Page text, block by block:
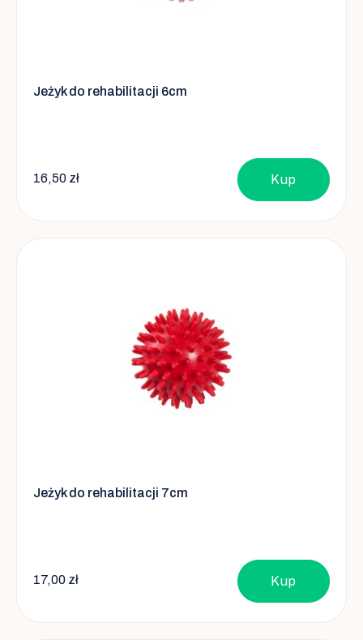
Jeżyk do rehabilitacji 6cm
16,50 zł Kup
Jeżyk do rehabilitacji 7cm
17,00 zł Kup